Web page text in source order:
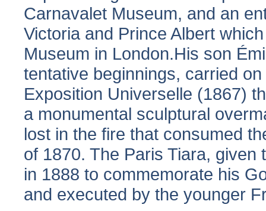
Carnavalet Museum, and an
Victoria and Prince Albert
Museum in London.His son
tentative beginnings, carried
Exposition Universelle (1867)
a monumental sculptural
lost in the fire that consumed
of 1870. The Paris Tiara,
in 1888 to commemorate his
and executed by the younger